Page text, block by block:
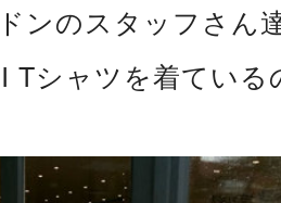
ンのスタッフさん
Tシャツを着てい